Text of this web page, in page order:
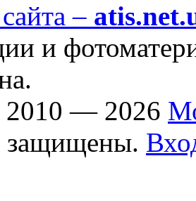
–
и
2010 — 2026
защищены.